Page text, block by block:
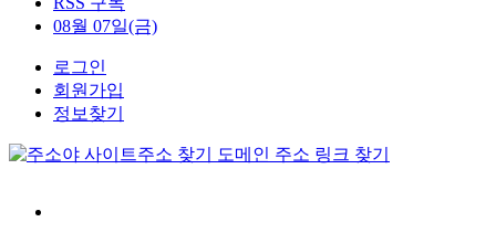
08월 07일(금)
로그인
회원가입
정보찾기